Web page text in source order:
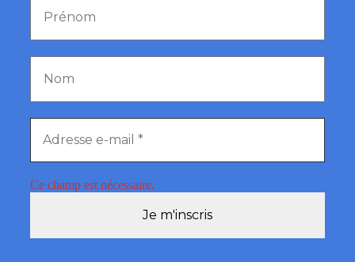
Ce champ est nécessaire.